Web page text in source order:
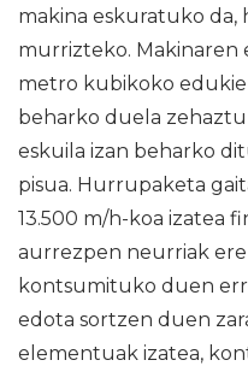
makina eskuratuko
murrizteko. Makinaren
metro kubikoko
beharko duela zehaztu
eskuila izan beharko
pisua. Hurrupaketa
13.500 m/h-koa izatea
aurrezpen neurriak
kontsumituko duen
edota sortzen duen
elementuak izatea,